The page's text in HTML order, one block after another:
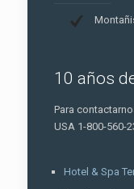
10 años
Para
USA 1-800-560-
Hotel & Spa